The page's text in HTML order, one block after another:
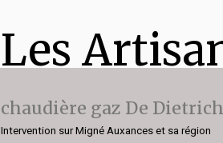
Les
chaudière gaz De Dietrich
Intervention sur Migné Auxances et sa région